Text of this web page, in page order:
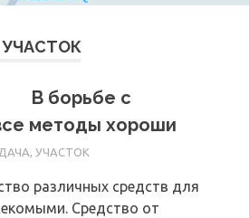
В борьбе с
методы хороши
ДАЧА, УЧАСТОК
различных средств для
Средство от